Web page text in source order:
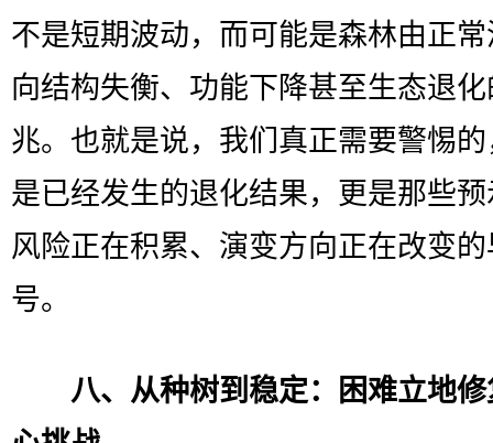
不是短期波动，而可能是森林由正
向结构失衡、功能下降甚至生态退
兆。也就是说，我们真正需要警惕
是已经发生的退化结果，更是那些
风险正在积累、演变方向正在改变
号。
八、从种树到稳定：困难立地